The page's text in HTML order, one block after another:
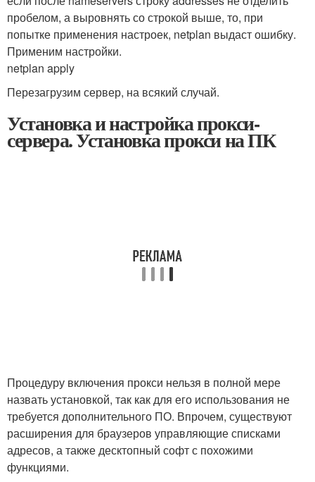
пробелом, а выровнять со строкой выше, то, при
попытке применения настроек, netplan выдаст ошибку.
Применим настройки.
netplan apply
Перезагрузим сервер, на всякий случай.
Установка и настройка прокси-
сервера. Установка прокси на ПК
Процедуру включения прокси нельзя в полной мере
назвать установкой, так как для его использования не
требуется дополнительного ПО. Впрочем, существуют
расширения для браузеров управляющие списками
адресов, а также десктопный софт с похожими
функциями.